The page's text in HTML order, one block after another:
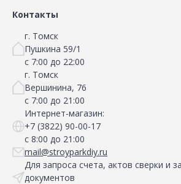
Контакты
г. Томск
Пушкина 59/1
с 7:00 до 22:00
г. Томск
Вершинина, 76
с 7:00 до 21:00
Интернет-магазин:
+7 (3822) 90-00-17
с 8:00 до 21:00
mail@stroyparkdiy.ru
Для запроса счета, актов сверки и
документов